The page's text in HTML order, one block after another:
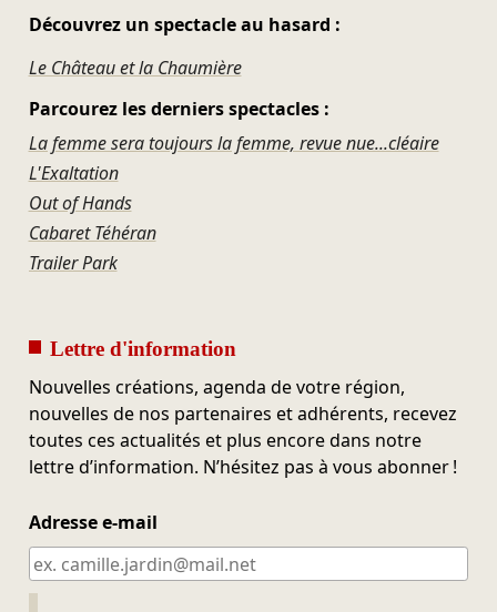
Découvrez un spectacle au hasard :
Le Château et la Chaumière
Parcourez les derniers spectacles :
La femme sera toujours la femme, revue nue...cléaire
L'Exaltation
Out of Hands
Cabaret Téhéran
Trailer Park
Lettre d'information
Nouvelles créations, agenda de votre région,
nouvelles de nos partenaires et adhérents, recevez
toutes ces actualités et plus encore dans notre
lettre d’information. N’hésitez pas à vous abonner !
Adresse e-mail